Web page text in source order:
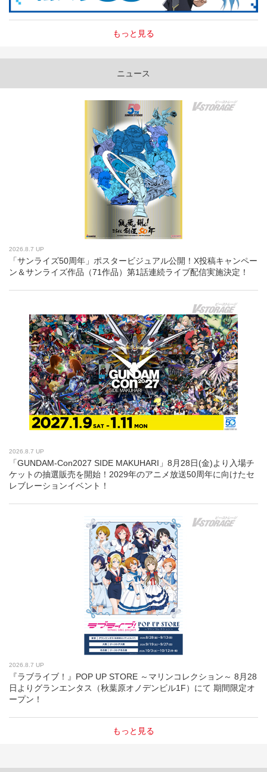
もっと見る
ニュース
2026.8.7 UP
「サンライズ50周年」ポスタービジュアル公開！X投稿キャンペー
ン＆サンライズ作品（71作品）第1話連続ライブ配信実施決定！
2026.8.7 UP
「GUNDAM-Con2027 SIDE MAKUHARI」8月28日(金)より入場チ
ケットの抽選販売を開始！2029年のアニメ放送50周年に向けたセ
レブレーションイベント！
2026.8.7 UP
『ラブライブ！』POP UP STORE ～マリンコレクション～ 8月28
日よりグランエンタス（秋葉原オノデンビル1F）にて 期間限定オ
ープン！
もっと見る